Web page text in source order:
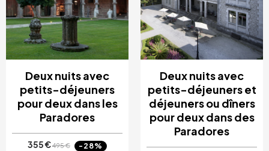
Deux nuits avec
petits-déjeuners
pour deux dans les
Paradores
355 €495 € -28%
Deux nuits avec
petits-déjeuners et
déjeuners ou dîners
pour deux dans des
Paradores